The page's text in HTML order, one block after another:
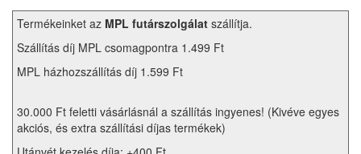
Termékeinket az MPL futárszolgálat szállítja.
Szállítás díj MPL csomagpontra 1.499 Ft
MPL házhozszállítás díj 1.599 Ft
30.000 Ft feletti vásárlásnál a szállítás ingyenes! (Kivéve egyes
akciós, és extra szállítási díjas termékek)